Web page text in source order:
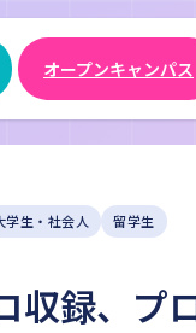
オープンキャンパス
学生・社会人
留学生
収録、プ